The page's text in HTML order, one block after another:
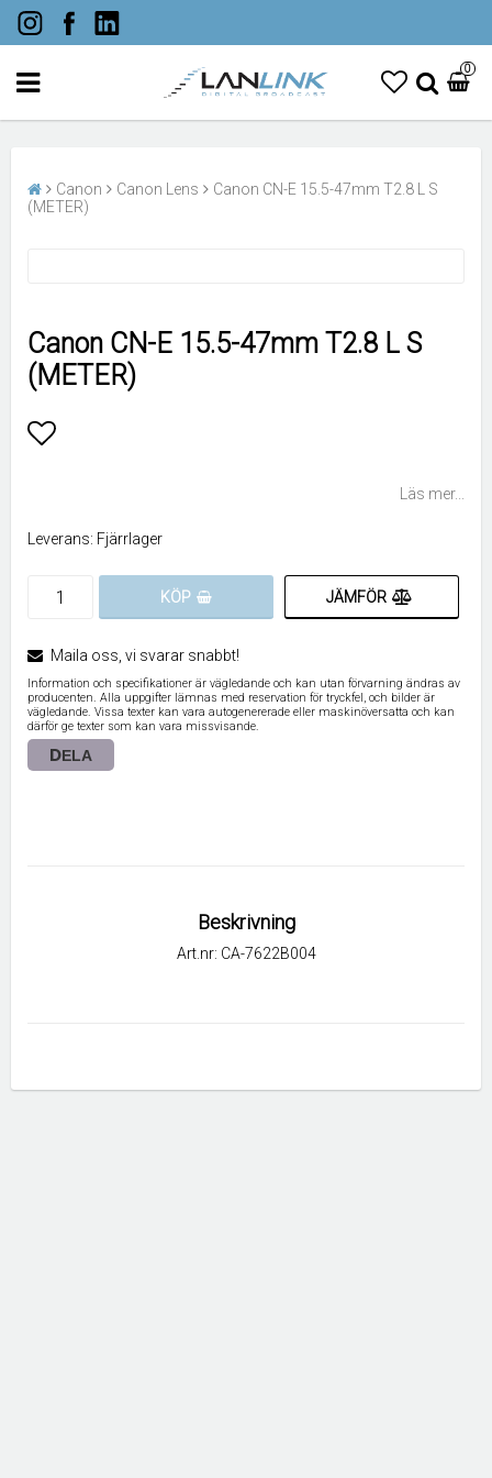
0
Canon Canon Lens
Canon CN-E 15.5-47mm T2.8 L S
(METER)
Canon CN-E 15.5-47mm T2.8 L S
(METER)
Läs mer...
Leverans: Fjärrlager
KÖP JÄMFÖR
Maila oss, vi svarar snabbt!
Information och specifikationer är vägledande och kan utan förvarning ändras av
producenten. Alla uppgifter lämnas med reservation för tryckfel, och bilder är
vägledande. Vissa texter kan vara autogenererade eller maskinöversatta och kan
därför ge texter som kan vara missvisande.
DELA
Beskrivning
Art.nr: CA-7622B004